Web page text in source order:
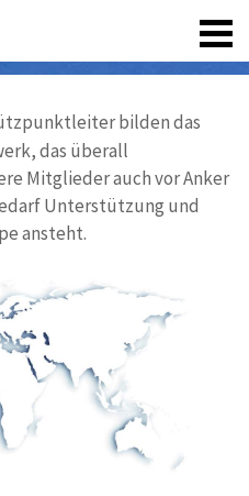
bilden das
das überall
Mitglieder auch vor Anker
Unterstützung und
ansteht.